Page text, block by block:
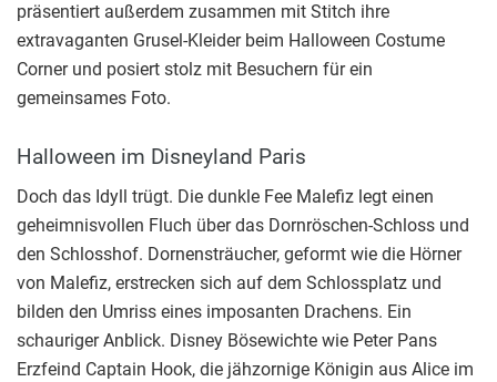
präsentiert außerdem zusammen mit Stitch ihre
extravaganten Grusel-Kleider beim Halloween Costume
Corner und posiert stolz mit Besuchern für ein
gemeinsames Foto.
Halloween im Disneyland Paris
Doch das Idyll trügt. Die dunkle Fee Malefiz legt einen
geheimnisvollen Fluch über das Dornröschen-Schloss und
den Schlosshof. Dornensträucher, geformt wie die Hörner
von Malefiz, erstrecken sich auf dem Schlossplatz und
bilden den Umriss eines imposanten Drachens. Ein
schauriger Anblick. Disney Bösewichte wie Peter Pans
Erzfeind Captain Hook, die jähzornige Königin aus Alice im